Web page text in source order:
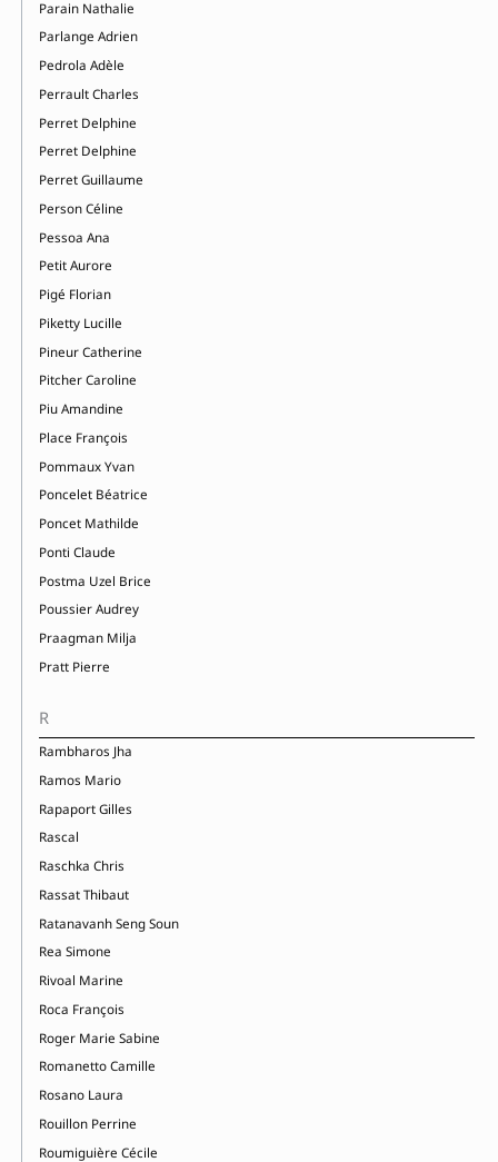
Parain Nathalie
Parlange Adrien
Pedrola Adèle
Perrault Charles
Perret Delphine
Perret Delphine
Perret Guillaume
Person Céline
Pessoa Ana
Petit Aurore
Pigé Florian
Piketty Lucille
Pineur Catherine
Pitcher Caroline
Piu Amandine
Place François
Pommaux Yvan
Poncelet Béatrice
Poncet Mathilde
Ponti Claude
Postma Uzel Brice
Poussier Audrey
Praagman Milja
Pratt Pierre
R
Rambharos Jha
Ramos Mario
Rapaport Gilles
Rascal
Raschka Chris
Rassat Thibaut
Ratanavanh Seng Soun
Rea Simone
Rivoal Marine
Roca François
Roger Marie Sabine
Romanetto Camille
Rosano Laura
Rouillon Perrine
Roumiguière Cécile